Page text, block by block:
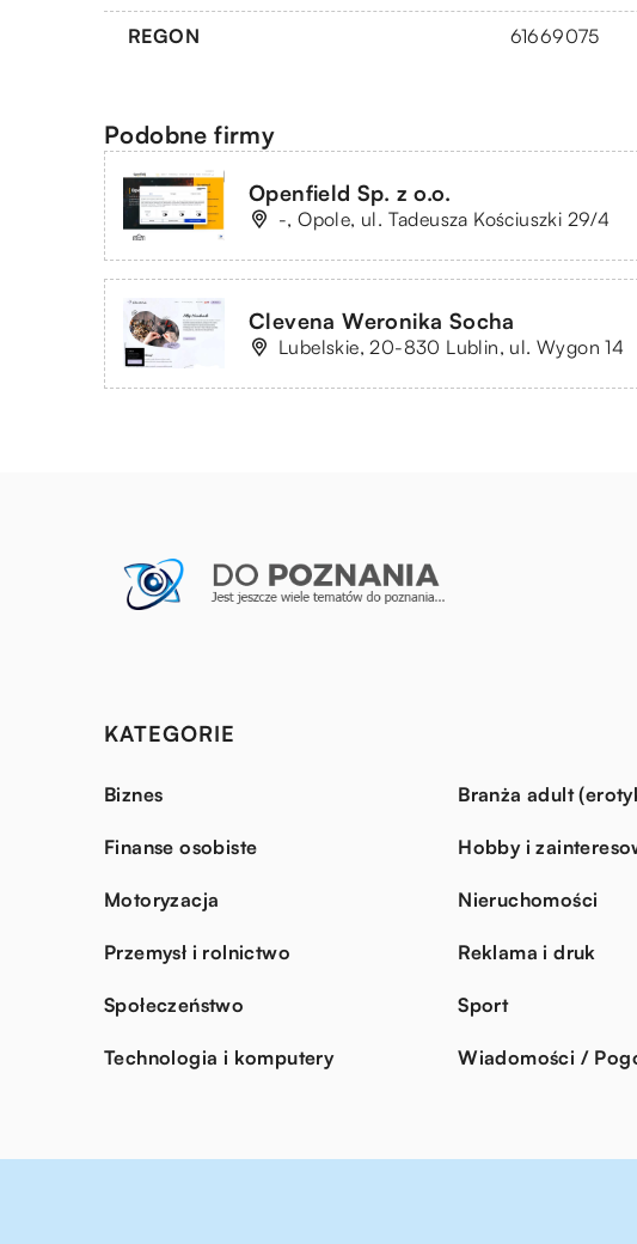
REGON 61669075
Podobne firmy
Openfield Sp. z o.o.
-, Opole, ul. Tadeusza Kościuszki 29/4
Clevena Weronika Socha
Lubelskie, 20-830 Lublin, ul. Wygon 14
KATEGORIE
Biznes Branża adult
Finanse osobiste Hobby i
Motoryzacja Nieruchomości
Przemysł i rolnictwo Reklama i druk
Społeczeństwo Sport
Technologia i komputery Wiadomości /